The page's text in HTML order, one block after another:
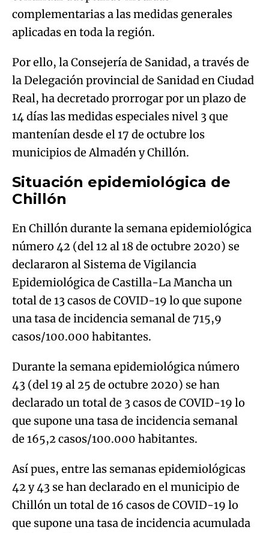
complementarias a las medidas generales
aplicadas en toda la región.
Por ello, la Consejería de Sanidad, a través de
la Delegación provincial de Sanidad en Ciudad
Real, ha decretado prorrogar por un plazo de
14 días las medidas especiales nivel 3 que
mantenían desde el 17 de octubre los
municipios de Almadén y Chillón.
Situación epidemiológica de
Chillón
En Chillón durante la semana epidemiológica
número 42 (del 12 al 18 de octubre 2020) se
declararon al Sistema de Vigilancia
Epidemiológica de Castilla-La Mancha un
total de 13 casos de COVID-19 lo que supone
una tasa de incidencia semanal de 715,9
casos/100.000 habitantes.
Durante la semana epidemiológica número
43 (del 19 al 25 de octubre 2020) se han
declarado un total de 3 casos de COVID-19 lo
que supone una tasa de incidencia semanal
de 165,2 casos/100.000 habitantes.
Así pues, entre las semanas epidemiológicas
42 y 43 se han declarado en el municipio de
Chillón un total de 16 casos de COVID-19 lo
que supone una tasa de incidencia acumulada